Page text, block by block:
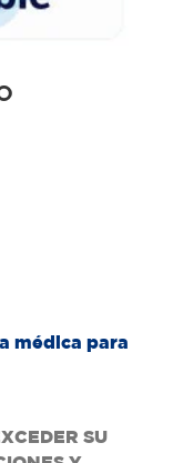
médica para
SU